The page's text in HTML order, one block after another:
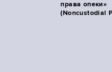
права опеки»
(Noncustodial